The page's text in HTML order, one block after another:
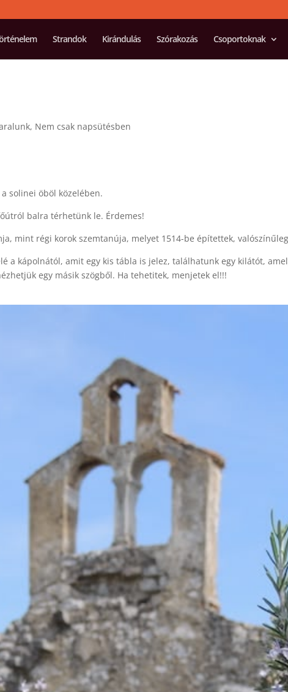
Strandok Kirándulás Szórakozás Csoportoknak
, Nem csak napsütésben
solinei öböl közelében.
balra térhetünk le. Érdemes!
mint régi korok szemtanúja, melyet 1514-be építettek,
a kápolnától, amit egy kis tábla is jelez, találhatunk egy kilátót,
egy másik szögből. Ha tehetitek, menjetek el!!!